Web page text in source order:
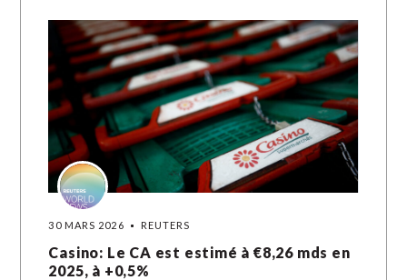
30 MARS 2026 REUTERS
Casino: Le CA est estimé à €8,26 mds en
2025, à +0,5%